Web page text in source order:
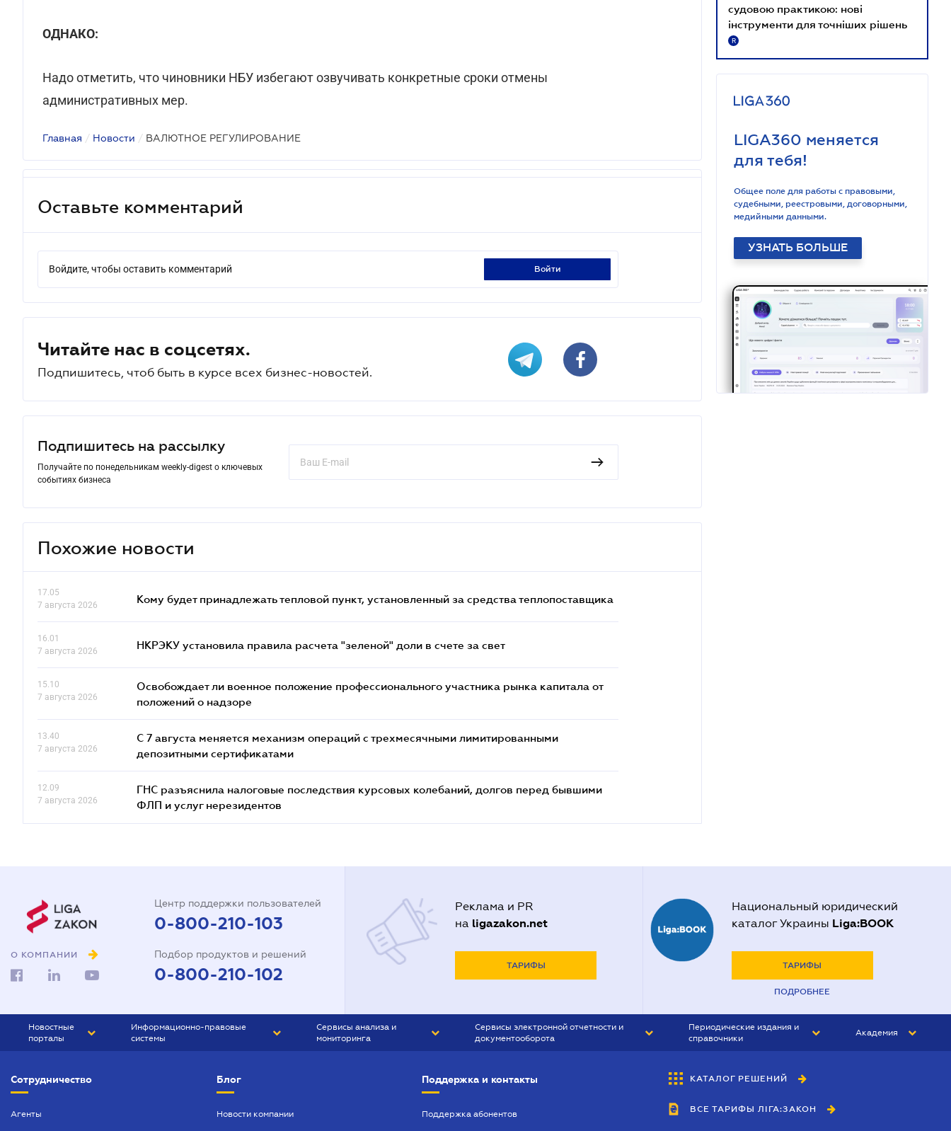
ОДНАКО:
Надо отметить, что чиновники НБУ избегают озвучивать конкретные сроки отмены
административных мер.
Главная / Новости / ВАЛЮТНОЕ РЕГУЛИРОВАНИЕ
Оставьте комментарий
Войдите, чтобы оставить комментарий войти
Читайте нас в соцсетях.
Подпишитесь, чтоб быть в курсе всех бизнес-новостей.
Подпишитесь на рассылку
Получайте по понедельникам weekly-digest о ключевых
событиях бизнеса
Похожие новости
17.05
7 августа 2026
Кому будет принадлежать тепловой пункт, установленный за средства теплопоставщика
16.01
7 августа 2026
НКРЭКУ установила правила расчета "зеленой" доли в счете за свет
15.10
7 августа 2026
Освобождает ли военное положение профессионального участника рынка капитала от
положений о надзоре
13.40
7 августа 2026
С 7 августа меняется механизм операций с трехмесячными лимитированными
депозитными сертификатами
12.09
7 августа 2026
ГНС разъяснила налоговые последствия курсовых колебаний, долгов перед бывшими
ФЛП и услуг нерезидентов
судовою практикою: нові
інструменти для точніших рішень
R
LIGA360 меняется
для тебя!
Общее поле для работы с правовыми,
судебными, реестровыми, договорными,
медийными данными.
УЗНАТЬ БОЛЬШЕ
О КОМПАНИИ
Центр поддержки пользователей
0-800-210-103
Подбор продуктов и решений
0-800-210-102
Реклама и PR
на ligazakon.net
ТАРИФЫ
Национальный юридический
каталог Украины Liga:BOOK
ТАРИФЫ
ПОДРОБНЕЕ
Новостные
порталы
БИЗНЕС
Информационно-правовые
системы
Сервисы анализа и
мониторинга
Сервисы электронной отчетности и
документооборота
Периодические издания и
справочники
БУХГАЛТЕР&ЗАКОН
ВЕСТНИК МСФО
Академия
Сотрудничество
Агенты
Блог
Новости компании
Поддержка и контакты
Поддержка абонентов
КАТАЛОГ РЕШЕНИЙ
ВСЕ ТАРИФЫ ЛІГА:ЗАКОН